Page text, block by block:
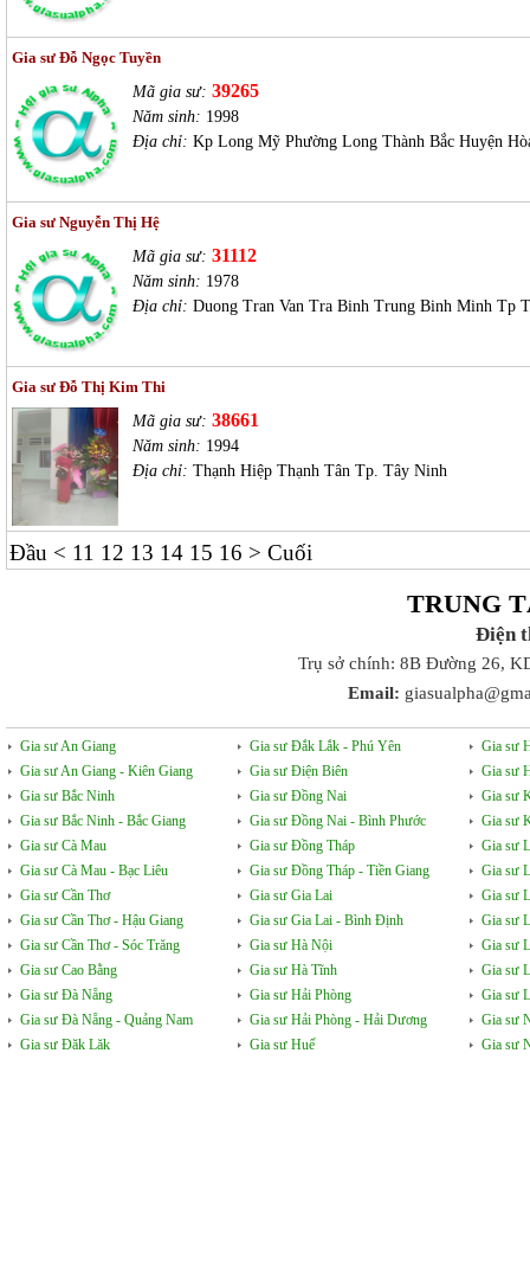
Gia sư Đỗ Ngọc Tuyền
Mã gia sư: 39265
Năm sinh: 1998
Địa chỉ: Kp Long Mỹ Phường Long Thành Bắc Huyện
Gia sư Nguyễn Thị Hệ
Mã gia sư: 31112
Năm sinh: 1978
Địa chỉ: Duong Tran Van Tra Binh Trung Binh Minh Tp
Gia sư Đỗ Thị Kim Thi
Mã gia sư: 38661
Năm sinh: 1994
Địa chỉ: Thạnh Hiệp Thạnh Tân Tp. Tây Ninh
Đầu < 11 12 13 14 15 16 > Cuối
TRUNG
Điện
Trụ sở chính: 8B Đường 26,
Email:
Gia sư An Giang
Gia sư An Giang - Kiên Giang
Gia sư Bắc Ninh
Gia sư Bắc Ninh - Bắc Giang
Gia sư Cà Mau
Gia sư Cà Mau - Bạc Liêu
Gia sư Cần Thơ
Gia sư Cần Thơ - Hậu Giang
Gia sư Cần Thơ - Sóc Trăng
Gia sư Cao Bằng
Gia sư Đà Nẵng
Gia sư Đà Nẵng - Quảng Nam
Gia sư Đăk Lăk
Gia sư Đắk Lắk - Phú Yên
Gia sư Điện Biên
Gia sư Đồng Nai
Gia sư Đồng Nai - Bình Phước
Gia sư Đồng Tháp
Gia sư Đồng Tháp - Tiền Giang
Gia sư Gia Lai
Gia sư Gia Lai - Bình Định
Gia sư Hà Nội
Gia sư Hà Tĩnh
Gia sư Hải Phòng
Gia sư Hải Phòng - Hải Dương
Gia sư Huế
Gia sư
Gia sư
Gia sư
Gia sư
Gia sư
Gia sư
Gia sư
Gia sư
Gia sư
Gia sư
Gia sư
Gia sư
Gia sư